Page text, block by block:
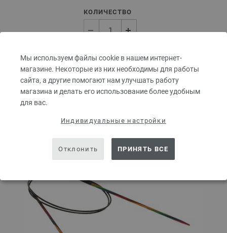
Мы используем файлы cookie в нашем интернет-
магазине. Некоторые из них необходимы для работы
сайта, а другие помогают нам улучшать работу
магазина и делать его использование более удобным
для вас.
Индивидуальные настройки
Отклонить ПРИНЯТЬ ВСЕ
КОЛИЧЕСТВО
В КОРЗИНУ
Добавить в избранное